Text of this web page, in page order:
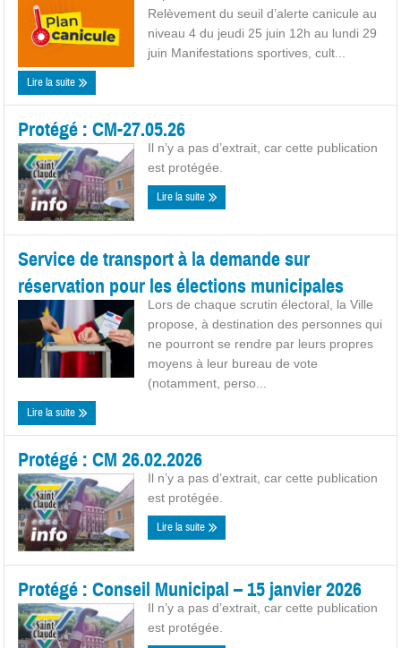
Relèvement du seuil d’alerte canicule au
niveau 4 du jeudi 25 juin 12h au lundi 29
juin Manifestations sportives, cult...
Lire la suite
Protégé : CM-27.05.26
Il n’y a pas d’extrait, car cette publication
est protégée.
Lire la suite
Service de transport à la demande sur
réservation pour les élections municipales
Lors de chaque scrutin électoral, la Ville
propose, à destination des personnes qui
ne pourront se rendre par leurs propres
moyens à leur bureau de vote
(notamment, perso...
Lire la suite
Protégé : CM 26.02.2026
Il n’y a pas d’extrait, car cette publication
est protégée.
Lire la suite
Protégé : Conseil Municipal – 15 janvier 2026
Il n’y a pas d’extrait, car cette publication
est protégée.